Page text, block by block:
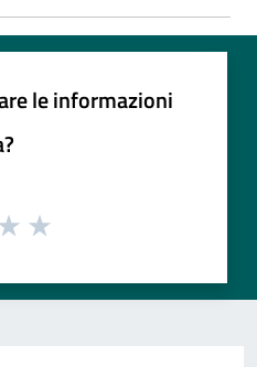
le informazioni